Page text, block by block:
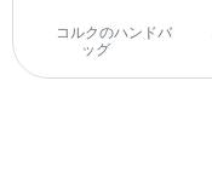
コルクのハンドバ
ッグ